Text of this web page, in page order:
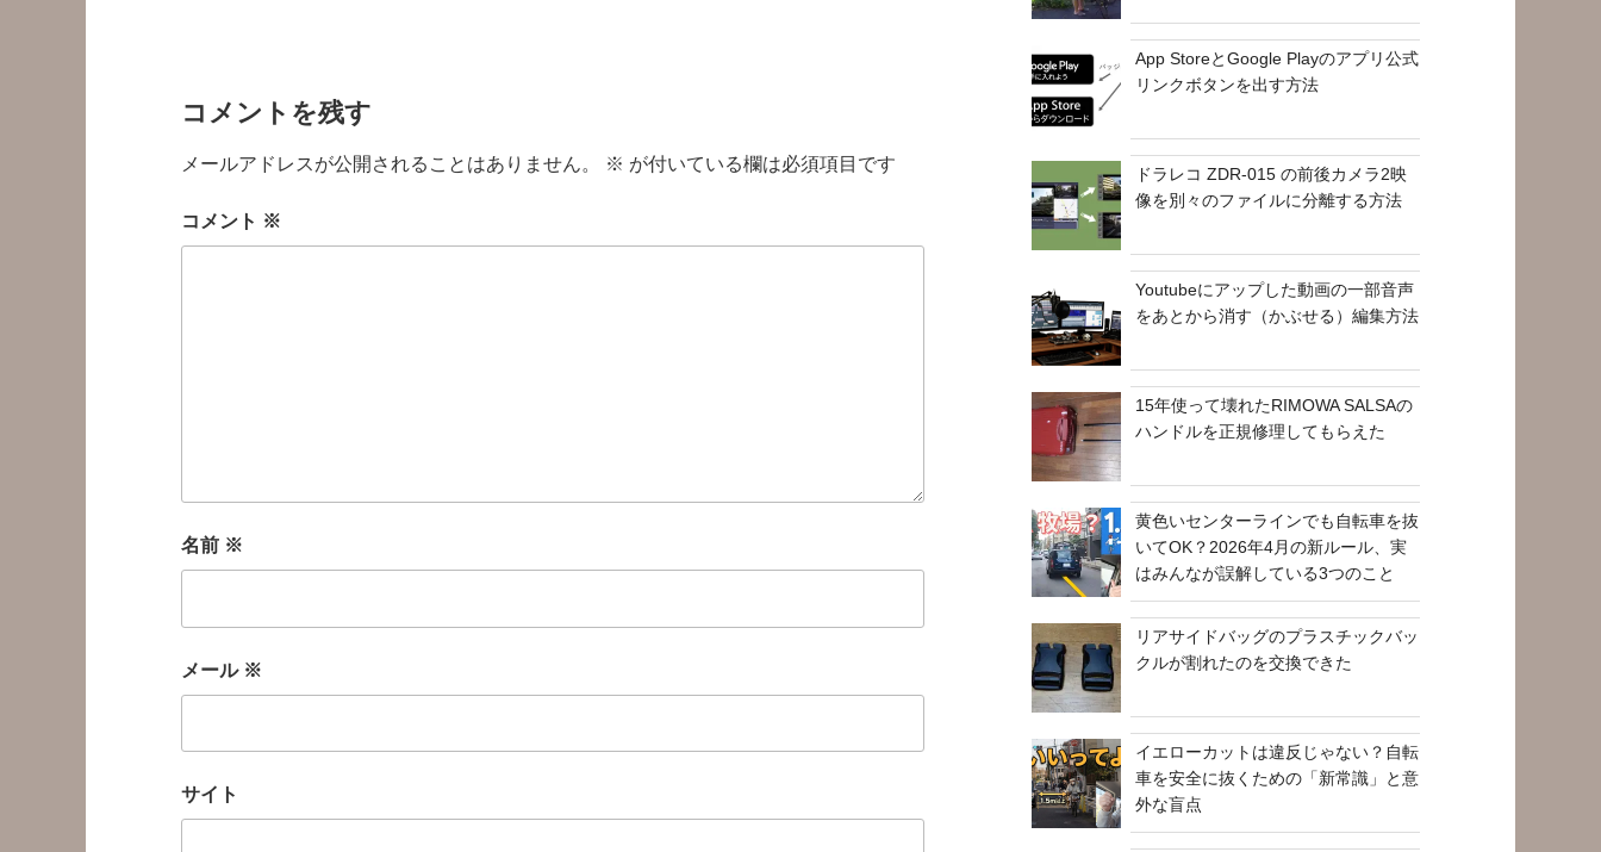
コメントを残す
メールアドレスが公開されることはありません。 ※ が付いている欄は必須項目です
コメント ※
名前 ※
メール ※
サイト
App StoreとGoogle Playのアプリ公式
リンクボタンを出す方法
ドラレコ ZDR-015 の前後カメラ2映
像を別々のファイルに分離する方法
Youtubeにアップした動画の一部音声
をあとから消す（かぶせる）編集方法
15年使って壊れたRIMOWA SALSAの
ハンドルを正規修理してもらえた
黄色いセンターラインでも自転車を抜
いてOK？2026年4月の新ルール、実
はみんなが誤解している3つのこと
リアサイドバッグのプラスチックバッ
クルが割れたのを交換できた
イエローカットは違反じゃない？自転
車を安全に抜くための「新常識」と意
外な盲点